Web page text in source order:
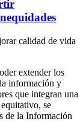
calidad de vida
extender los
información y
que integran una
se
de la Información